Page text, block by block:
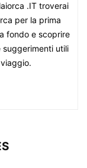
.IT troverai
per la prima
fondo e scoprire
utili